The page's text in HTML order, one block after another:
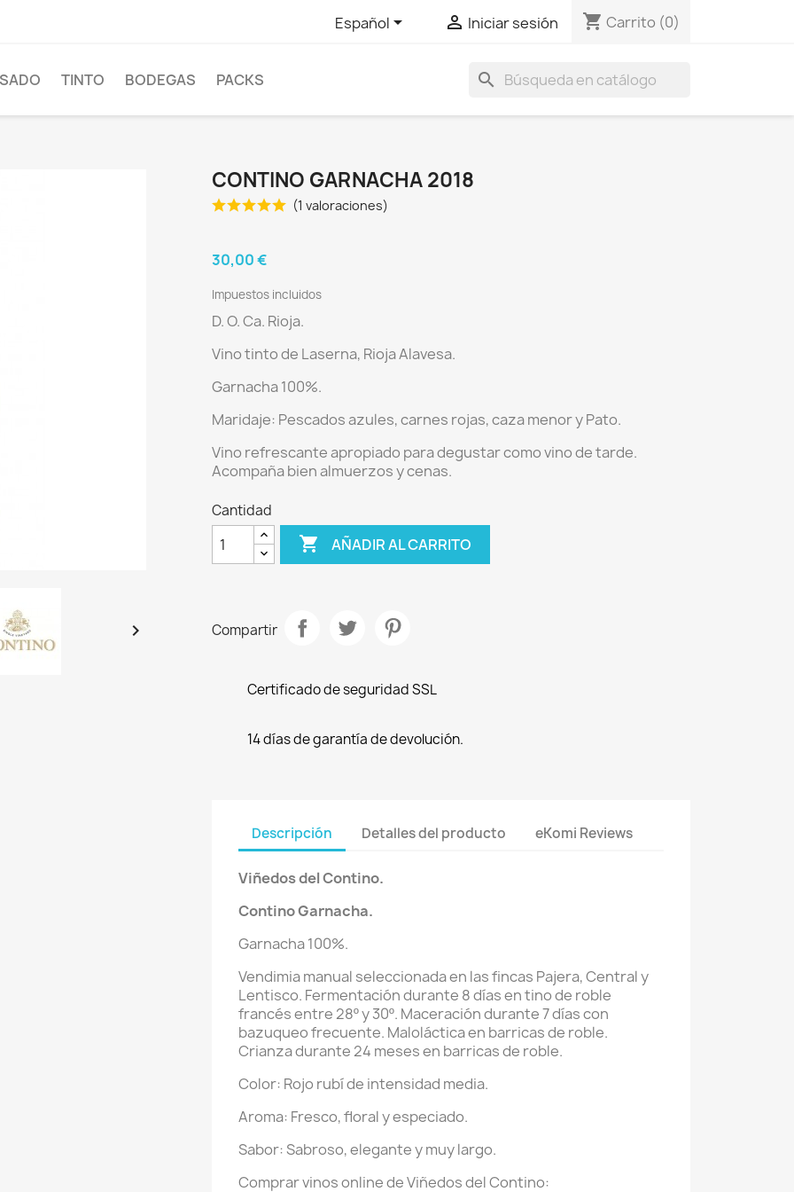
Español  Iniciar sesión shopping_cart Carrito (0)
TINTO BODEGAS PACKS search

CONTINO GARNACHA 2018
(1 valoraciones)
30,00 €
Impuestos incluidos
D. O. Ca. Rioja.
Vino tinto de Laserna, Rioja Alavesa.
Garnacha 100%.
Maridaje: Pescados azules, carnes rojas, caza menor y Pato.
Vino refrescante apropiado para degustar como vino de tarde.
Acompaña bien almuerzos y cenas.
Cantidad
 AÑADIR AL CARRITO
Compartir
Certificado de seguridad SSL
14 días de garantía de devolución.
Descripción Detalles del producto eKomi Reviews
Viñedos del Contino.
Contino Garnacha.
Garnacha 100%.
Vendimia manual seleccionada en las fincas Pajera, Central y
Lentisco. Fermentación durante 8 días en tino de roble
francés entre 28º y 30º. Maceración durante 7 días con
bazuqueo frecuente. Maloláctica en barricas de roble.
Crianza durante 24 meses en barricas de roble.
Color: Rojo rubí de intensidad media.
Aroma: Fresco, floral y especiado.
Sabor: Sabroso, elegante y muy largo.
Comprar vinos online de Viñedos del Contino: